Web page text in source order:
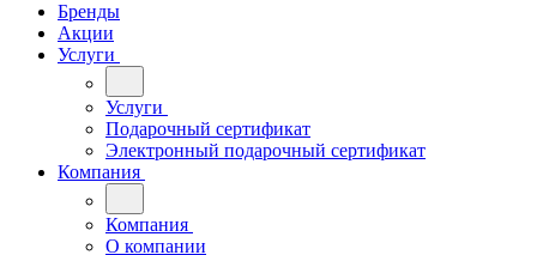
Бренды
Акции
Услуги
Услуги
Подарочный сертификат
Электронный подарочный сертификат
Компания
Компания
О компании